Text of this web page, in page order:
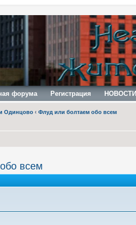
форума Регистрация НОВОСТИ
Одинцово ‹ Флуд или болтаем обо всем
всем